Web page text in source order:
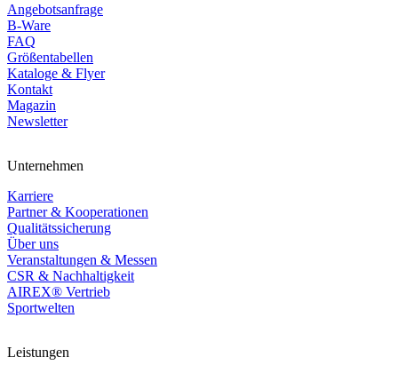
Angebotsanfrage
B-Ware
FAQ
Größentabellen
Kataloge & Flyer
Kontakt
Magazin
Newsletter
Unternehmen
Karriere
Partner & Kooperationen
Qualitätssicherung
Über uns
Veranstaltungen & Messen
CSR & Nachhaltigkeit
AIREX® Vertrieb
Sportwelten
Leistungen